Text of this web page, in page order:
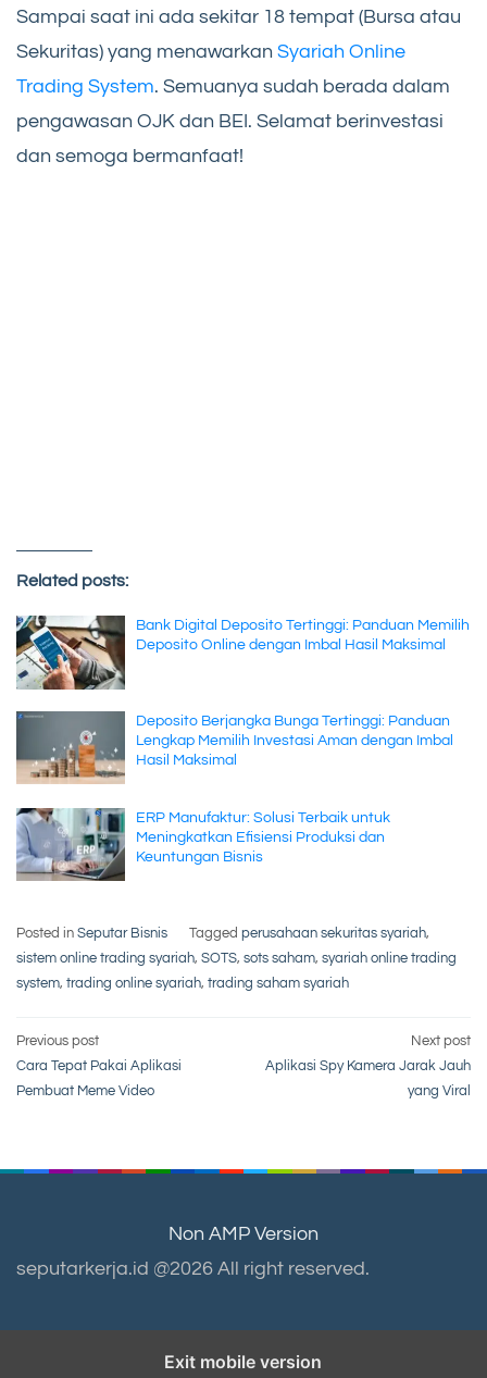
Sampai saat ini ada sekitar 18 tempat (Bursa atau
Sekuritas) yang menawarkan Syariah Online
Trading System. Semuanya sudah berada dalam
pengawasan OJK dan BEI. Selamat berinvestasi
dan semoga bermanfaat!
Related posts:
Bank Digital Deposito Tertinggi: Panduan Memilih
Deposito Online dengan Imbal Hasil Maksimal
Deposito Berjangka Bunga Tertinggi: Panduan
Lengkap Memilih Investasi Aman dengan Imbal
Hasil Maksimal
ERP Manufaktur: Solusi Terbaik untuk
Meningkatkan Efisiensi Produksi dan
Keuntungan Bisnis
Posted in Seputar Bisnis Tagged perusahaan sekuritas syariah,
sistem online trading syariah, SOTS, sots saham, syariah online trading
system, trading online syariah, trading saham syariah
Post
navigation
Previous post
Cara Tepat Pakai Aplikasi
Pembuat Meme Video
Next post
Aplikasi Spy Kamera Jarak Jauh
yang Viral
Non AMP Version
seputarkerja.id @2026 All right reserved.
Exit mobile version